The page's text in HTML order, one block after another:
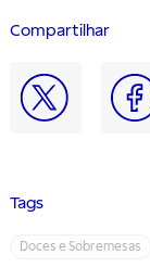
Compartilhar
Tags
Doces e Sobremesas